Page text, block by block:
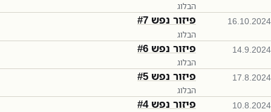
הבלוג
16.10.2024 פיזור נפש #7
הבלוג
14.9.2024 פיזור נפש #6
הבלוג
17.8.2024 פיזור נפש #5
הבלוג
10.8.2024 פיזור נפש #4